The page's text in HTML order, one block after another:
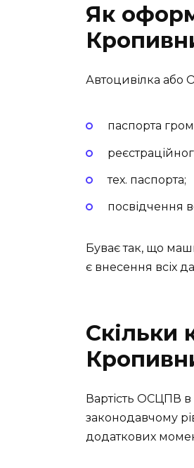
Як
Автоцивілка або
паспорта
тех. паспорта;
посвідчення
Буває так, що
є внесення всіх
Скільки
Вартість ОСЦПВ
законодавчому
додаткових